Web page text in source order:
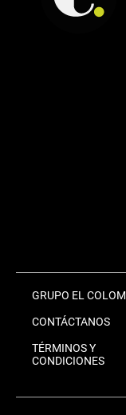
GRUPO EL
CONTÁCTANOS
TÉRMINOS Y
CONDICIONES